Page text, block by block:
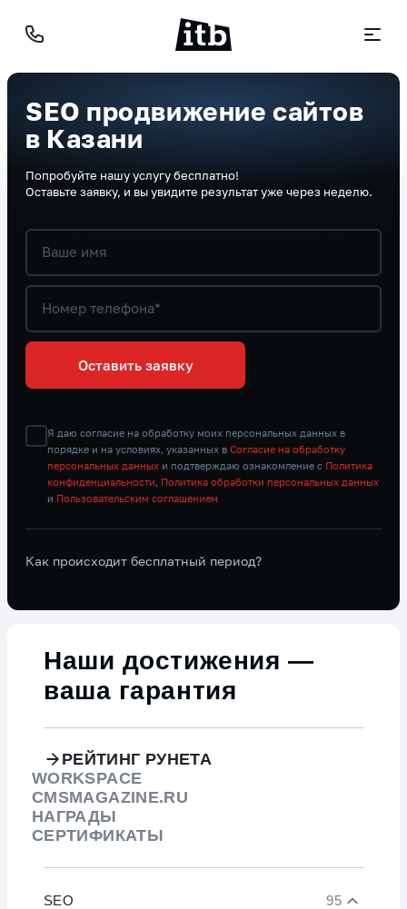
SEO продвижение сайтов
в Казани
Попробуйте нашу услугу бесплатно!
Оставьте заявку, и вы увидите результат уже через неделю.
Ваше имя
Номер телефона*
Оставить заявку
Я даю согласие на обработку моих персональных данных в
порядке и на условиях, указанных в Согласие на обработку
персональных данных и подтверждаю ознакомление с Политика
конфиденциальности, Политика обработки персональных данных
и Пользовательским соглашением
Как происходит бесплатный период?
Наши достижения —
ваша гарантия
РЕЙТИНГ РУНЕТА
WORKSPACE
CMSMAGAZINE.RU
НАГРАДЫ
СЕРТИФИКАТЫ
SEO 95